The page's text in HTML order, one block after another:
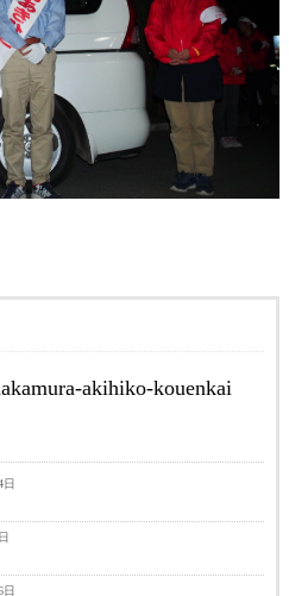
akihiko-kouenkai
日
日